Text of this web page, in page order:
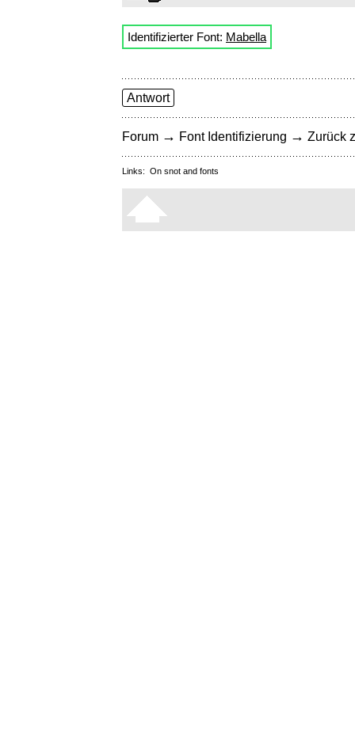
Identifizierter Font: Mabella
Antwort
Forum → Font Identifizierung → Zurück
Links: On snot and fonts